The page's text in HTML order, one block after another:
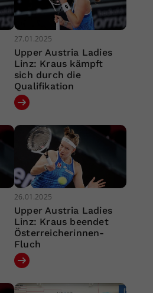
27.01.2025
Upper Austria Ladies
Linz: Kraus kämpft
sich durch die
Qualifikation
26.01.2025
Upper Austria Ladies
Linz: Kraus beendet
Österreicherinnen-
Fluch